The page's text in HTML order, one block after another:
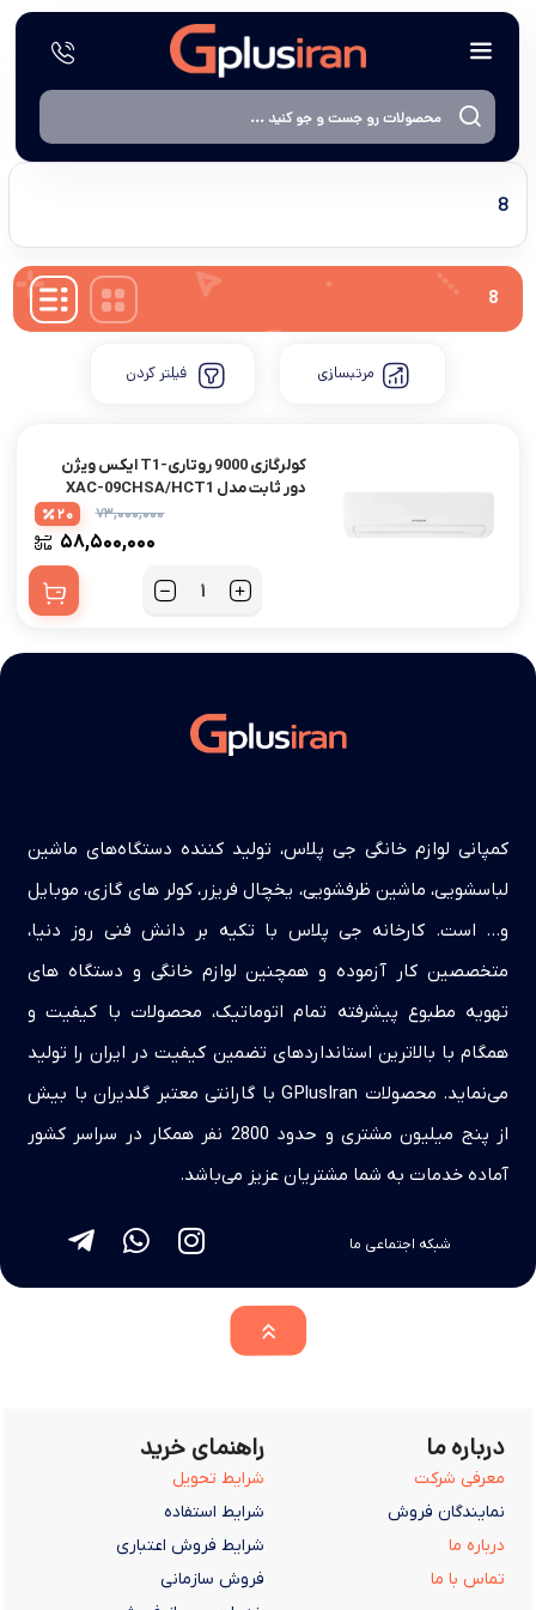
8
8
مرتبسازی فیلتر کردن
کولرگازی 9000 روتاری-T1 ایکس ویژن
دور ثابت مدل XAC-09CHSA/HCT1
۷۳,۰۰۰,۰۰۰
۵۸,۵۰۰,۰۰۰
20
کمپانی لوازم خانگی جی پلاس، تولید کننده دستگاه‌های ماشین
لباسشویی، ماشین ظرفشویی، یخچال فریزر، کولر های گازی، موبایل
و… است. کارخانه جی پلاس با تکیه بر دانش فنی روز دنیا،
متخصصین کار آزموده و همچنین لوازم خانگی و دستگاه های
تهویه مطبوع پیشرفته تمام اتوماتیک، محصولات با کیفیت و
همگام با بالاترین استانداردهای تضمین کیفیت در ایران را تولید
می‌نماید. محصولات GPlusIran با گارانتی معتبر گلدیران با بیش
از پنج میلیون مشتری و حدود 2800 نفر همکار در سراسر کشور
آماده خدمات به شما مشتریان عزیز می‌باشد.
شبکه اجتماعی ما
درباره ما
معرفی شرکت
نمایندگان فروش
درباره ما
تماس با ما
راهنمای خرید
شرایط تحویل
شرایط استفاده
شرایط فروش اعتباری
فروش سازمانی